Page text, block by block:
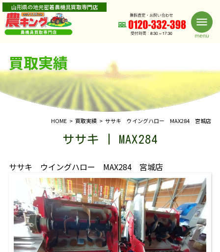
山形県の地元密着農機具買取専門店
買取実績
HOME 買取実績 ササキ ウイングハロー MAX284 宮城店
ササキ | MAX284
ササキ ウイングハロー MAX284 宮城店